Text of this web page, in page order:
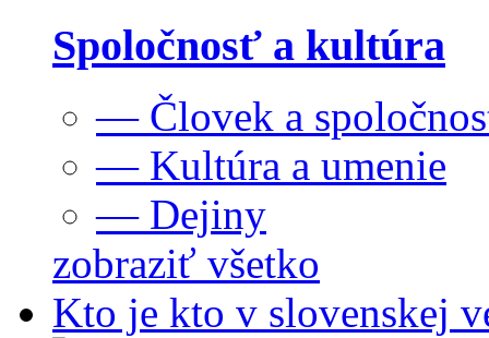
Spoločnosť a kultúra
— Človek a
— Kultúra a umenie
— Dejiny
zobraziť všetko
Kto je kto v slovenskej